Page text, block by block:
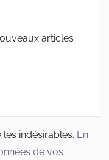
articles
indésirables. En
de vos